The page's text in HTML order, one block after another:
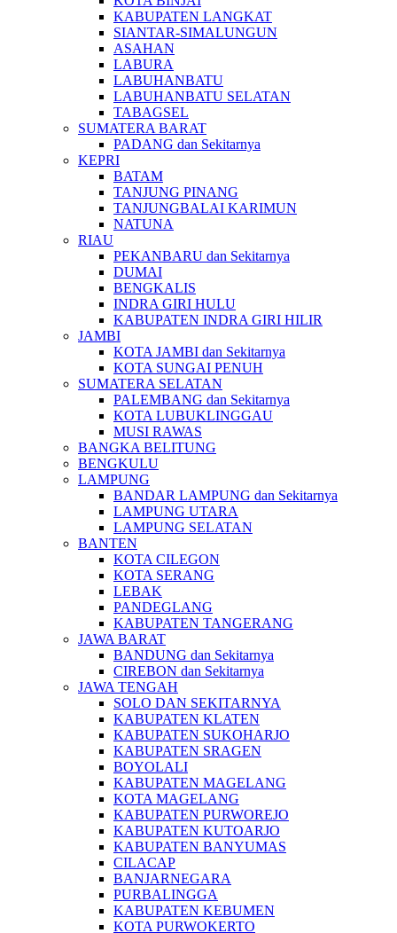
KABUPATEN LANGKAT
SIANTAR-SIMALUNGUN
ASAHAN
LABURA
LABUHANBATU
LABUHANBATU SELATAN
TABAGSEL
SUMATERA BARAT
PADANG dan Sekitarnya
KEPRI
BATAM
TANJUNG PINANG
TANJUNGBALAI KARIMUN
NATUNA
RIAU
PEKANBARU dan Sekitarnya
DUMAI
BENGKALIS
INDRA GIRI HULU
KABUPATEN INDRA GIRI HILIR
JAMBI
KOTA JAMBI dan Sekitarnya
KOTA SUNGAI PENUH
SUMATERA SELATAN
PALEMBANG dan Sekitarnya
KOTA LUBUKLINGGAU
MUSI RAWAS
BANGKA BELITUNG
BENGKULU
LAMPUNG
BANDAR LAMPUNG dan Sekitarnya
LAMPUNG UTARA
LAMPUNG SELATAN
BANTEN
KOTA CILEGON
KOTA SERANG
LEBAK
PANDEGLANG
KABUPATEN TANGERANG
JAWA BARAT
BANDUNG dan Sekitarnya
CIREBON dan Sekitarnya
JAWA TENGAH
SOLO DAN SEKITARNYA
KABUPATEN KLATEN
KABUPATEN SUKOHARJO
KABUPATEN SRAGEN
BOYOLALI
KABUPATEN MAGELANG
KOTA MAGELANG
KABUPATEN PURWOREJO
KABUPATEN KUTOARJO
KABUPATEN BANYUMAS
CILACAP
BANJARNEGARA
PURBALINGGA
KABUPATEN KEBUMEN
KOTA PURWOKERTO